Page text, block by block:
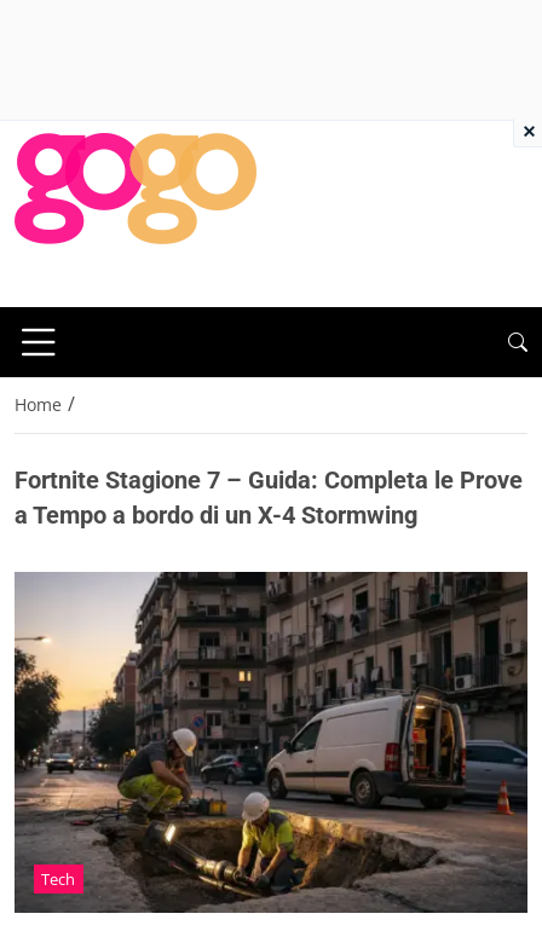
Home /
Fortnite Stagione 7 – Guida: Completa le Prove
a Tempo a bordo di un X-4 Stormwing
Tech
×